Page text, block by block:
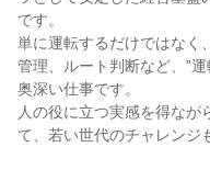
です。
単に運転するだけではなく
管理、ルート判断など、”
奥深い仕事です。
人の役に立つ実感を得なが
て、若い世代のチャレンジ